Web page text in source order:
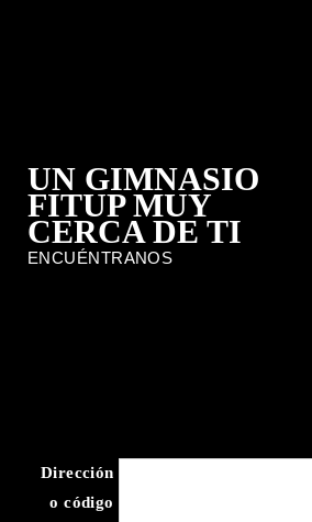
UN GIMNASIO
FITUP MUY
CERCA DE TI
ENCUÉNTRANOS
Dirección
o código